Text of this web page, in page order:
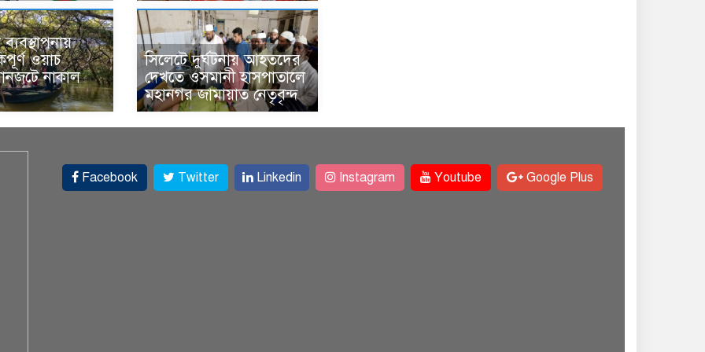
ওয়াচ
নাকাল
সিলেটে দুর্ঘটনায় আহতদের
দেখতে ওসমানী হাসপাতালে
মহানগর জামায়াত নেতৃবৃন্দ
Facebook Twitter Linkedin Instagram Youtube Google Plus